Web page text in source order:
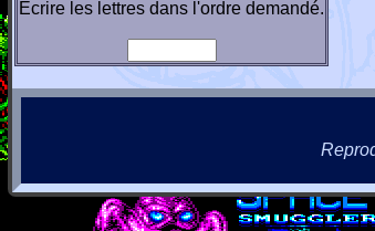
Ecrire les lettres dans l'ordre demandé.